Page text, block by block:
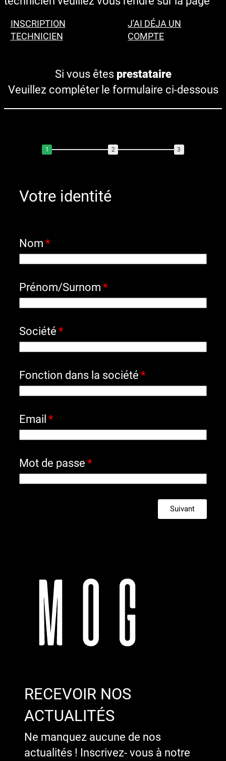
INSCRIPTION
TECHNICIEN
J'AI DÉJA UN
COMPTE
Si vous êtes prestataire
Veuillez compléter le formulaire ci-dessous
1 2 3
Votre identité
Nom
Prénom/Surnom
Société
Fonction dans la société
Email
Mot de passe
Suivant
RECEVOIR NOS
ACTUALITÉS
Ne manquez aucune de nos
actualités ! Inscrivez- vous à notre